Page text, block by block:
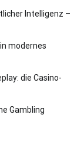
Intelligenz –
modernes
die Casino-
Gambling